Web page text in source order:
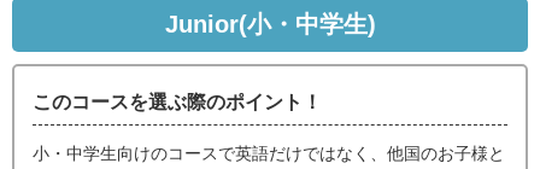
Junior(小・中学生)
このコースを選ぶ際のポイント！
小・中学生向けのコースで英語だけではなく、他国のお子様と